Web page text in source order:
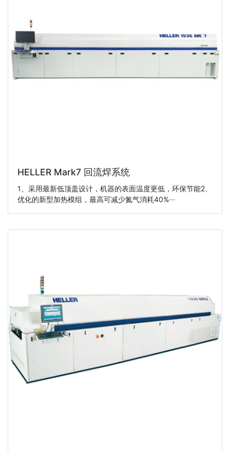
HELLER Mark7 回流焊系统
1、采用最新低顶盖设计，机器的表面温度更低，环保节能2、
优化的新型加热模组，最高可减少氮气消耗40%···